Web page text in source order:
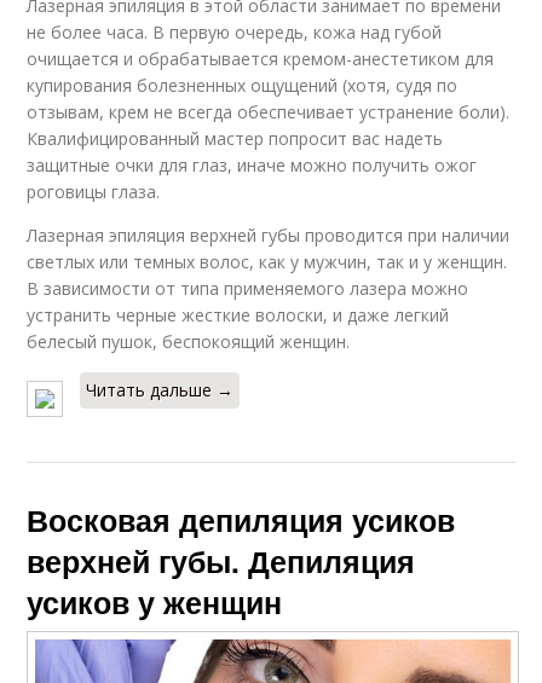
Лазерная эпиляция в этой области занимает по времени
не более часа. В первую очередь, кожа над губой
очищается и обрабатывается кремом-анестетиком для
купирования болезненных ощущений (хотя, судя по
отзывам, крем не всегда обеспечивает устранение боли).
Квалифицированный мастер попросит вас надеть
защитные очки для глаз, иначе можно получить ожог
роговицы глаза.
Лазерная эпиляция верхней губы проводится при наличии
светлых или темных волос, как у мужчин, так и у женщин.
В зависимости от типа применяемого лазера можно
устранить черные жесткие волоски, и даже легкий
белесый пушок, беспокоящий женщин.
Читать дальше →
Восковая депиляция усиков
верхней губы. Депиляция
усиков у женщин